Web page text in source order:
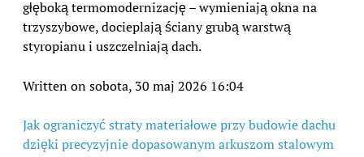
głęboką termomodernizację – wymieniają okna na
trzyszybowe, docieplają ściany grubą warstwą
styropianu i uszczelniają dach.
Written on sobota, 30 maj 2026 16:04
Jak ograniczyć straty materiałowe przy budowie dachu
dzięki precyzyjnie dopasowanym arkuszom stalowym